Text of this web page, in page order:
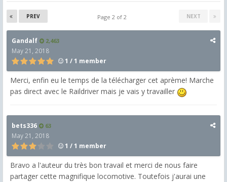
PREV NEXT
Page 2 of 2
Gandalf 2,463
May 21, 2018
1 / 1 member
Merci, enfin eu le temps de la télécharger cet aprème! Marche
pas direct avec le Raildriver mais je vais y travailler
bets336 63
May 21, 2018
1 / 1 member
Bravo a l'auteur du très bon travail et merci de nous faire
partager cette magnifique locomotive. Toutefois j'aurai une